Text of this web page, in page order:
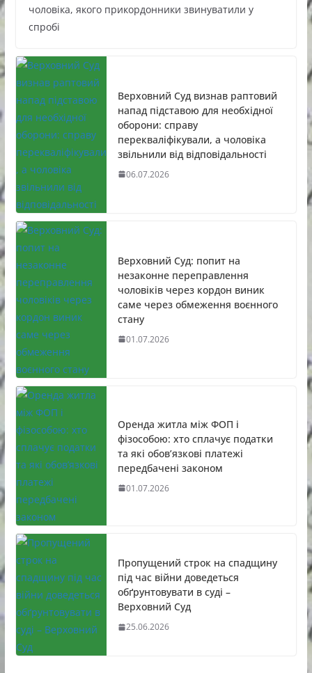
чоловіка, якого прикордонники звинуватили у
спробі
Верховний Суд визнав раптовий
напад підставою для необхідної
оборони: справу
перекваліфікували, а чоловіка
звільнили від відповідальності
06.07.2026
Верховний Суд: попит на
незаконне переправлення
чоловіків через кордон виник
саме через обмеження воєнного
стану
01.07.2026
Оренда житла між ФОП і
фізособою: хто сплачує податки
та які обов’язкові платежі
передбачені законом
01.07.2026
Пропущений строк на спадщину
під час війни доведеться
обґрунтовувати в суді –
Верховний Суд
25.06.2026